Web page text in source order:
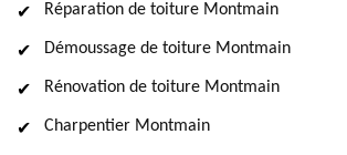
Réparation de toiture Montmain
Démoussage de toiture Montmain
Rénovation de toiture Montmain
Charpentier Montmain